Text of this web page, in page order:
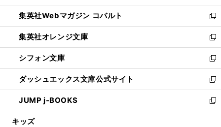
開
く
ウ
で
開
く
ン
ド
ウ
で
開
く
ウ
ィ
ン
ド
ウ
で
開
く
集英社Webマガジン コバルト
新
し
い
ウ
ィ
ン
ド
ウ
で
開
集英社オレンジ文庫
新
し
い
ウ
ィ
ン
ド
ウ
シフォン文庫
新
し
い
ウ
ィ
ン
ダッシュエックス文庫公式サイト
新
し
い
ウ
JUMP j-BOOKS
新
し
キッズ